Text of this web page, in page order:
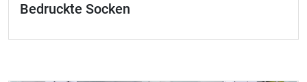
Bedruckte Socken